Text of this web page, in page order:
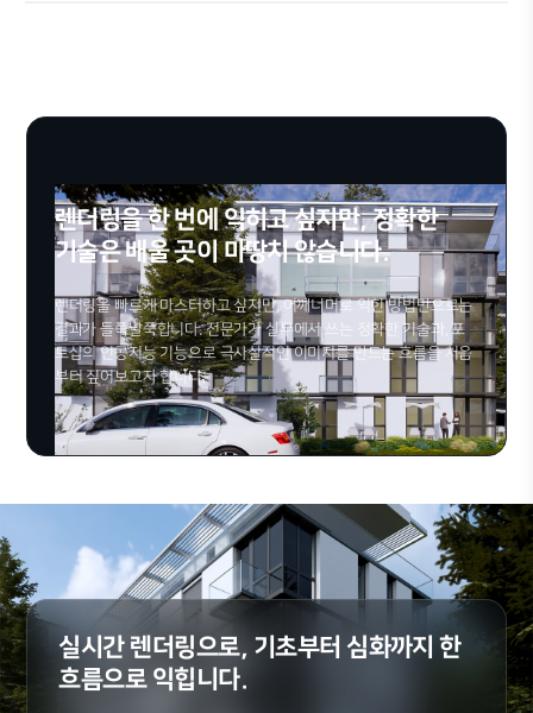
* 수강신청 전 최하단의 유의사항을 반드시 확인해주
렌더링을 한 번에 익히고 싶지만, 정확한
기술은 배울 곳이 마땅치 않습니다.
렌더링을 빠르게 마스터하고 싶지만, 어깨너머로 익힌 방법만으로는
결과가 들쭉날쭉합니다. 전문가가 실무에서 쓰는 정확한 기술과, 포
토샵의 인공지능 기능으로 극사실적인 이미지를 만드는 흐름을 처음
부터 짚어보고자 합니다.
실시간 렌더링으로, 기초부터 심화까지 한
흐름으로 익힙니다.